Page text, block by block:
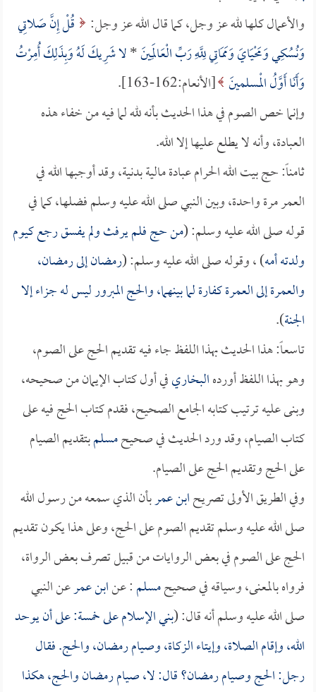
والأعمال كلها لله عز وجل، كما قال الله عز وجل:
قُلْ إِنَّ صَلاتِي
وَنُسُكِي وَمَحْيَايَ وَمَمَاتِي لِلَّهِ رَبِّ الْعَالَمِينَ*لا شَرِيكَ لَهُ وَبِذَلِكَ أُمِرْتُ
وَأَنَا أَوَّلُ الْمسلمينَ [الأنعام:162-163].
وإنما خص الصوم في هذا الحديث بأنه لله لما فيه من خفاء هذه
العبادة، وأنه لا يطلع عليها إلا الله.
ثامناً: حج بيت الله الحرام عبادة مالية بدنية، وقد أوجبها الله في
العمر مرة واحدة، وبين النبي صلى الله عليه وسلم فضلها، كما في
قوله صلى الله عليه وسلم: (من حج فلم يرفث ولم يفسق رجع كيوم
ولدته أمه) ، وقوله صلى الله عليه وسلم: (رمضان إلى رمضان،
والعمرة إلى العمرة كفارة لما بينهما، والحج المبرور ليس له جزاء إلا
الجنة).
تاسعاً: هذا الحديث بهذا اللفظ جاء فيه تقديم الحج على الصوم،
وهو بهذا اللفظ أوردهالبخاريفي أول كتاب الإيمان من صحيحه،
وبنى عليه ترتيب كتابه الجامع الصحيح، فقدم كتاب الحج فيه على
كتاب الصيام، وقد ورد الحديث في صحيحمسلمبتقديم الصيام
على الحج وتقديم الحج على الصيام.
وفي الطريق الأولى تصريحابن عمربأن الذي سمعه من رسول الله
صلى الله عليه وسلم تقديم الصوم على الحج، وعلى هذا يكون تقديم
الحج على الصوم في بعض الروايات من قبيل تصرف بعض الرواة،
فرواه بالمعنى، وسياقه في صحيحمسلم: عنابن عمرعن النبي
صلى الله عليه وسلم أنه قال: (بني الإسلام على خمسة: على أن يوحد
الله، وإقام الصلاة، وإيتاء الزكاة، وصيام رمضان، والحج. فقال
رجل: الحج وصيام رمضان؟ قال: لا، صيام رمضان والحج، هكذا